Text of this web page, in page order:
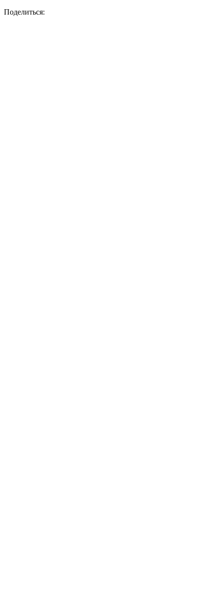
Поделиться: